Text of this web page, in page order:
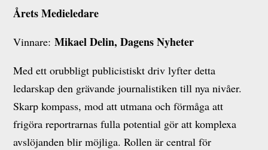
Årets Medieledare
Vinnare:Mikael Delin, Dagens Nyheter
Med ett orubbligt publicistiskt driv lyfter detta
ledarskap den grävande journalistiken till nya nivåer.
Skarp kompass, mod att utmana och förmåga att
frigöra reportrarnas fulla potential gör att komplexa
avslöjanden blir möjliga. Rollen är central för